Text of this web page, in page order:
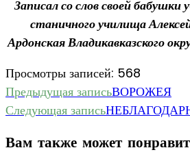
Записал со слов своей бабушки
станичного училища
Ардонская Владикавказского
Просмотры записей: 568
Еще
статьи
Предыдущая записьВОРОЖЕЯ
Следующая запись
Вам также может